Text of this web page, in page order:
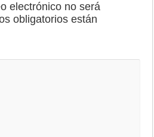
electrónico no será
obligatorios están